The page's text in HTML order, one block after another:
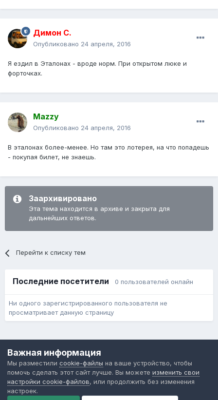
Димон С.
Опубликовано 24 апреля, 2016
Я ездил в Эталонах - вроде норм. При открытом люке и
форточках.
Mazzy
Опубликовано 24 апреля, 2016
В эталонах более-менее. Но там это лотерея, на что попадешь
- покупая билет, не знаешь.
Заархивировано
Эта тема находится в архиве и закрыта для
дальнейших ответов.
Перейти к списку тем
Последние посетители 0 пользователей онлайн
Ни одного зарегистрированного пользователя не
просматривает данную страницу
Форум общественного транспорта
Powered by Invision Community
Важная информация
Мы разместили cookie-файлы на ваше устройство, чтобы
помочь сделать этот сайт лучше. Вы можете изменить свои
настройки cookie-файлов, или продолжить без изменения
настроек.